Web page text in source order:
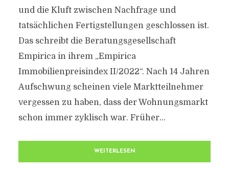
und die Kluft zwischen Nachfrage und
tatsächlichen Fertigstellungen geschlossen ist.
Das schreibt die Beratungsgesellschaft
Empirica in ihrem „Empirica
Immobilienpreisindex II/2022“. Nach 14 Jahren
Aufschwung scheinen viele Marktteilnehmer
vergessen zu haben, dass der Wohnungsmarkt
schon immer zyklisch war. Früher...
WEITERLESEN